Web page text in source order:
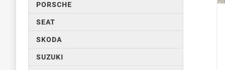
PORSCHE
SEAT
SKODA
SUZUKI